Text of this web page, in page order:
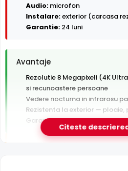
Audio: microfon
Instalare:exterior (carcasa
Garantie: 24 luni
Avantaje
Rezolutie 8 Megapixeli (4K
si recunoastere persoane
Vedere nocturna in infrarosu
Rezistenta la exterior — ploaie,
Garantie 24 luni si suport
Citeste